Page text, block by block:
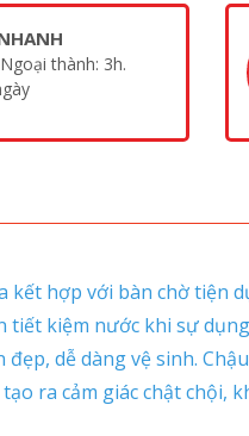
thành: 3h.
kết hợp với bàn chờ tiện
kiệm nước khi sự
dễ dàng vệ sinh.
ra cảm giác chật chội,